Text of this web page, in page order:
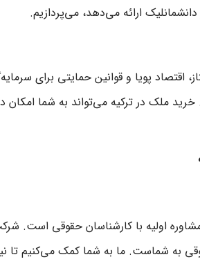
ارائه می‌دهد، می‌پردازیم.
اقتصاد پویا و قوانین حمایتی برای
ملک در ترکیه می‌تواند به شما امکان
اولیه با کارشناسان حقوقی است.
به شماست. ما به شما کمک می‌کنیم تا